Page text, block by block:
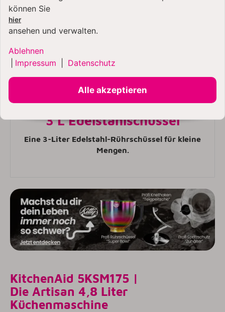
3 L Edelstahlschüssel
Eine 3-Liter Edelstahl-Rührschüssel für kleine
Mengen.
KitchenAid 5KSM175 |
Die Artisan 4,8 Liter
Küchenmaschine
können Sie
hier
ansehen und verwalten.
Ablehnen
Impressum Datenschutz
Alle akzeptieren